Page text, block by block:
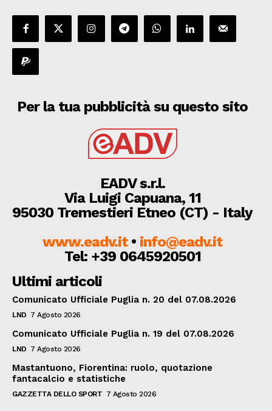
Per la tua pubblicità su questo sito
EADV s.r.l.
Via Luigi Capuana, 11
95030 Tremestieri Etneo (CT) - Italy
www.eadv.it• info@eadv.it
Tel: +39 0645920501
Ultimi articoli
Comunicato Ufficiale Puglia n. 20 del 07.08.2026
LND 7 Agosto 2026
Comunicato Ufficiale Puglia n. 19 del 07.08.2026
LND 7 Agosto 2026
Mastantuono, Fiorentina: ruolo, quotazione
fantacalcio e statistiche
GAZZETTA DELLO SPORT 7 Agosto 2026